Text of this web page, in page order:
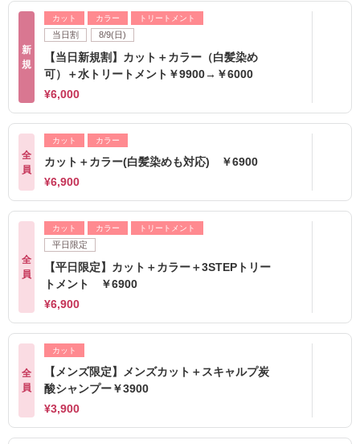
新
規
カット カラー トリートメント
当日割 8/9(日)
【当日新規割】カット＋カラー（白髪染め
可）＋水トリートメント￥9900→￥6000
¥6,000
全
員
カット カラー
カット＋カラー(白髪染めも対応) ￥6900
¥6,900
全
員
カット カラー トリートメント
平日限定
【平日限定】カット＋カラー＋3STEPトリー
トメント ￥6900
¥6,900
全
員
カット
【メンズ限定】メンズカット＋スキャルプ炭
酸シャンプー￥3900
¥3,900